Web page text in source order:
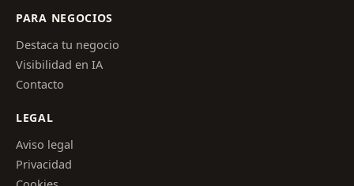
PARA NEGOCIOS
Destaca tu negocio
Visibilidad en IA
Contacto
LEGAL
Aviso legal
Privacidad